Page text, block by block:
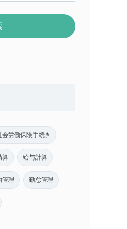
会労働保険手続き
算 給与計算
管理 勤怠管理